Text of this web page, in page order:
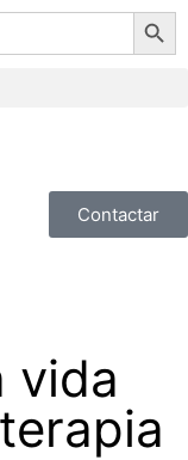
Botón de
Contactar
vida